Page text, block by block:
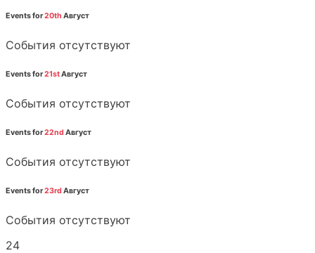
Events for20th Август
События отсутствуют
Events for21stАвгуст
События отсутствуют
Events for22nd Август
События отсутствуют
Events for23rd Август
События отсутствуют
24